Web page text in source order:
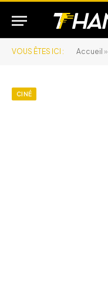
VOUS ÊTES ICI : Accueil »
CINÉ